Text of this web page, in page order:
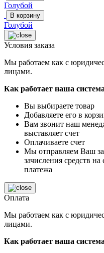
Голубой
В корзину
Голубой
Условия заказа
Мы работаем как с
лицами.
Как работает наша
Вы выбираете товар
Добавляете его в
Вам звонит наш
выставляет счет
Оплачиваете счет
Мы отправляем Ваш
зачисления средств
платежа
Оплата
Мы работаем как с
лицами.
Как работает наша